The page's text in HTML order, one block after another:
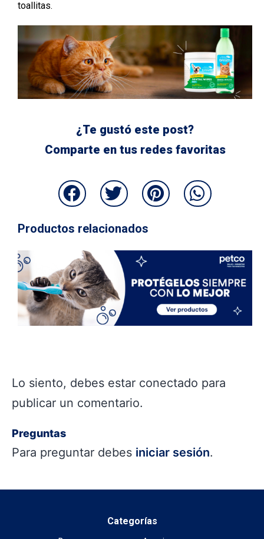
toallitas.
¿Te gustó este post?
Comparte en tus redes favoritas
Productos relacionados
Lo siento, debes estar conectado para
publicar un comentario.
Preguntas
Para preguntar debes iniciar sesión.
Categorías